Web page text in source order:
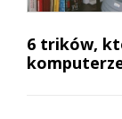
6 trików,